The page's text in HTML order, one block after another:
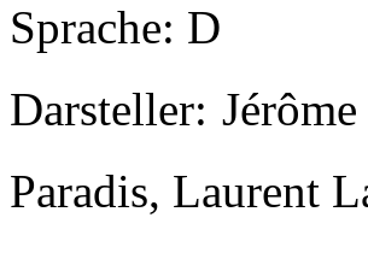
Sprache: D
Darsteller:
Paradis, Laurent